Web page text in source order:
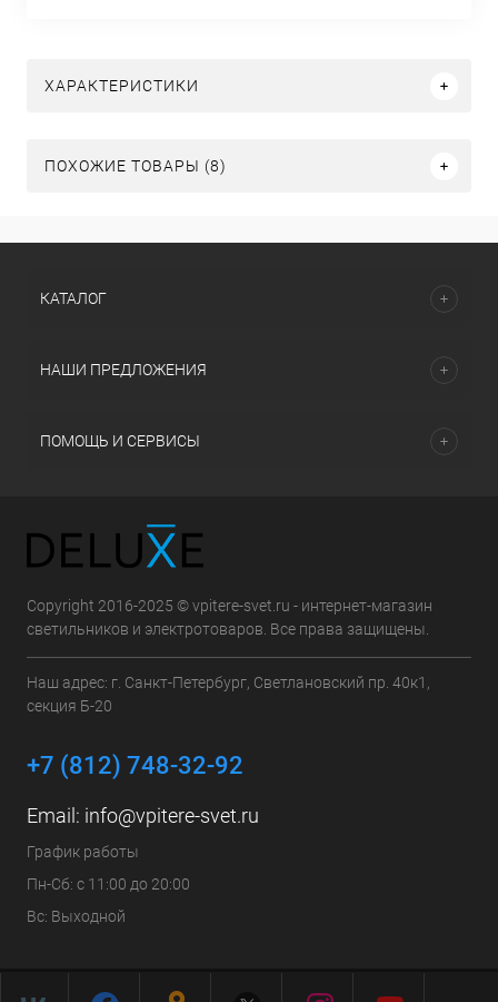
ХАРАКТЕРИСТИКИ
ПОХОЖИЕ ТОВАРЫ (8)
КАТАЛОГ
НАШИ ПРЕДЛОЖЕНИЯ
ПОМОЩЬ И СЕРВИСЫ
Copyright 2016-2025 © vpitere-svet.ru - интернет-магазин
светильников и электротоваров. Все права защищены.
Наш адрес: г. Санкт-Петербург, Светлановский пр. 40к1,
секция Б-20
+7 (812) 748-32-92
Email: info@vpitere-svet.ru
График работы
Пн-Сб: с 11:00 до 20:00
Вс: Выходной